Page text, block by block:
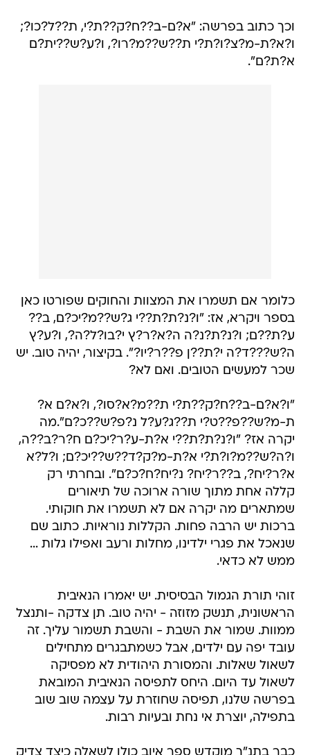
וכך כתוב בפרשה: "א?ם-ב??ח?ק??ת?י, ת??ל?כו?;
ו?א?ת-מ?צ?ו‍?ת?י ת??ש??מ?רו?, ו?ע?ש??ית?ם
א?ת?ם".
כלומר אם תשמרו את המצוות והחוקים שפורטו כאן
בספר ויקרא, אז: "ו?נ?ת?ת??י ג?ש??מ?יכ?ם, ב??
ע?ת??ם; ו?נ?ת?נ?ה ה?א?ר?ץ י?בו?ל?ה?, ו?ע?ץ
ה?ש???ד?ה י?ת??ן פ??ר?יו?". בקיצור, יהיה טוב. יש
שכר למעשים הטובים. ואם לא?
"ו?א?ם-ב??ח?ק??ת?י ת??מ?א?סו?, ו?א?ם א?
ת-מ?ש??פ??ט?י ת??ג?ע?ל נ?פ?ש??כ?ם".מה
יקרה אז? "ו?נ?ת?ת??י א?ת-ע?ר?יכ?ם ח?ר?ב??ה,
ו?ה?ש??מ?ו?ת?י א?ת-מ?ק?ד??ש??יכ?ם; ו?ל?א
א?ר?יח?, ב??ר?יח? נ?יח?ח?כ?ם". ובחרתי רק
קללה אחת מתוך שורה ארוכה של תיאורים
שמתארים מה יקרה אם לא תשמרו את חוקותי.
ברכות יש הרבה פחות. הקללות נוראיות. כתוב שם
שנאכל את פגרי ילדינו, מחלות ורעב ואפילו גלות ...
ממש לא כדאי.
זוהי תורת הגמול הבסיסית. יש יאמרו הנאיבית
הראשונית, תנשק מזוזה - יהיה טוב. תן צדקה -ותנצל
ממוות. שמור את השבת - והשבת תשמור עליך. זה
עובד יפה עם ילדים, אבל כשמתבגרים מתחילים
לשאול שאלות. והמסורת היהודית לא מפסיקה
לשאול עד היום. היחס לתפיסה הנאיבית המובאת
בפרשה שלנו, תפיסה שחוזרת על עצמה שוב שוב
בתפילה, יוצרת אי נחת ובעיות רבות.